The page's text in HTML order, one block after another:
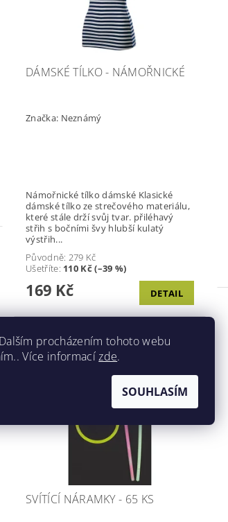
DÁMSKÉ TÍLKO - NÁMOŘNICKÉ
Značka: Neznámý
Námořnické tílko dámské Klasické
dámské tílko ze strečového materiálu,
které stále drží svůj tvar. přiléhavý
střih s bočními švy hlubší kulatý
výstřih...
Původně: 279 Kč
Ušetříte: 110 Kč (–39 %)
169 Kč DETAIL
SVÍTÍCÍ NÁRAMKY - 65 KS
procházením tohoto webu
Více informacízde.
SOUHLASÍM